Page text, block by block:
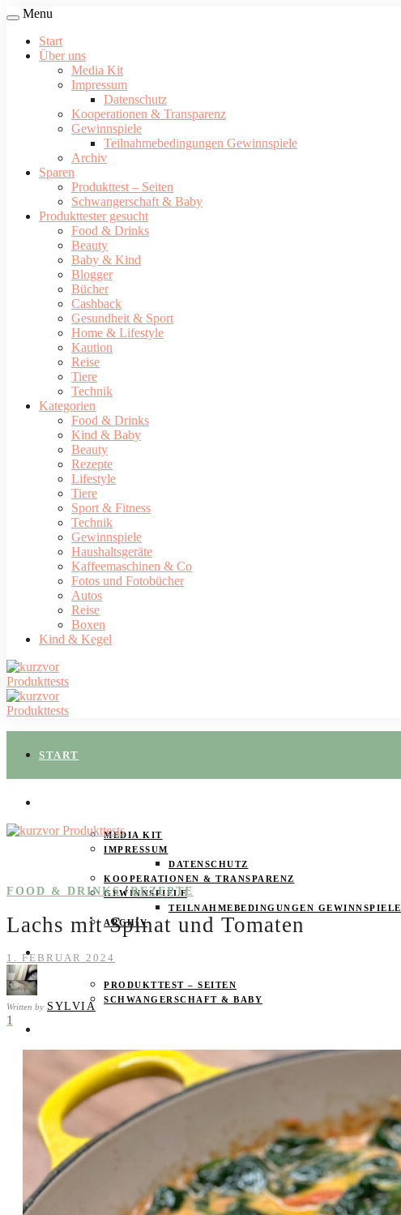
Menu
Start
Über uns
Media Kit
Impressum
Datenschutz
Kooperationen & Transparenz
Gewinnspiele
Teilnahmebedingungen Gewinnspiele
Archiv
Sparen
Produkttest – Seiten
Schwangerschaft & Baby
Produkttester gesucht
Food & Drinks
Beauty
Baby & Kind
Blogger
Bücher
Cashback
Gesundheit & Sport
Home & Lifestyle
Kaution
Reise
Tiere
Technik
Kategorien
Food & Drinks
Kind & Baby
Beauty
Rezepte
Lifestyle
Tiere
Sport & Fitness
Technik
Gewinnspiele
Haushaltsgeräte
Kaffeemaschinen & Co
Fotos und Fotobücher
Autos
Reise
Boxen
Kind & Kegel
START
MEDIA KIT
IMPRESSUM
DATENSCHUTZ
KOOPERATIONEN & TRANSPARENZ
GEWINNSPIELE
TEILNAHMEBEDINGUNGEN GEWINNSPIELE
ARCHIV
SPAREN
PRODUKTTEST – SEITEN
SCHWANGERSCHAFT & BABY
FOOD & DRINKS
BEAUTY
BABY & KIND
BLOGGER
BÜCHER
CASHBACK
GESUNDHEIT & SPORT
HOME & LIFESTYLE
TIERE
FOOD & DRINKS / REZEPTE
Lachs mit Spinat und Tomaten
1. FEBRUAR 2024
Written by SYLVIA
1